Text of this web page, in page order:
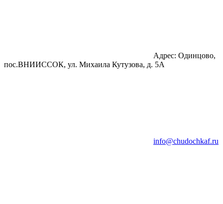
Адрес: Одинцово,
пос.ВНИИССОК, ул. Михаила Кутузова, д. 5А
info@chudochkaf.ru